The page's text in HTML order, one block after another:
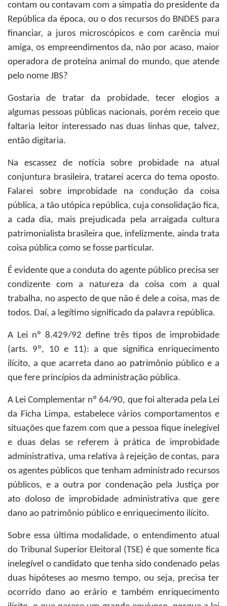
contam ou contavam com a simpatia do presidente da
República da época, ou o dos recursos do BNDES para
financiar, a juros microscópicos e com carência mui
amiga, os empreendimentos da, não por acaso, maior
operadora de proteína animal do mundo, que atende
pelo nome JBS?
Gostaria de tratar da probidade, tecer elogios a
algumas pessoas públicas nacionais, porém receio que
faltaria leitor interessado nas duas linhas que, talvez,
então digitaria.
Na escassez de notícia sobre probidade na atual
conjuntura brasileira, tratarei acerca do tema oposto.
Falarei sobre improbidade na condução da coisa
pública, a tão utópica república, cuja consolidação fica,
a cada dia, mais prejudicada pela arraigada cultura
patrimonialista brasileira que, infelizmente, ainda trata
coisa pública como se fosse particular.
É evidente que a conduta do agente público precisa ser
condizente com a natureza da coisa com a qual
trabalha, no aspecto de que não é dele a coisa, mas de
todos. Daí, a legítimo significado da palavra república.
A Lei nº 8.429/92 define três tipos de improbidade
(arts. 9º, 10 e 11): a que significa enriquecimento
ilícito, a que acarreta dano ao patrimônio público e a
que fere princípios da administração pública.
A Lei Complementar nº 64/90, que foi alterada pela Lei
da Ficha Limpa, estabelece vários comportamentos e
situações que fazem com que a pessoa fique inelegível
e duas delas se referem à prática de improbidade
administrativa, uma relativa à rejeição de contas, para
os agentes públicos que tenham administrado recursos
públicos, e a outra por condenação pela Justiça por
ato doloso de improbidade administrativa que gere
dano ao patrimônio público e enriquecimento ilícito.
Sobre essa última modalidade, o entendimento atual
do Tribunal Superior Eleitoral (TSE) é que somente fica
inelegível o candidato que tenha sido condenado pelas
duas hipóteses ao mesmo tempo, ou seja, precisa ter
ocorrido dano ao erário e também enriquecimento